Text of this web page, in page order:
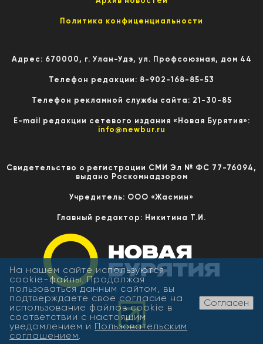
Политика конфиценциальности
Адрес: 670000, г. Улан-Удэ, ул. Профсоюзная, дом 44
Телефон редакции: 8-902-168-85-53
Телефон рекламной службы сайта: 21-30-85
E-mail редакции сетевого издания «Новая Бурятия»:
info@newbur.ru
Свидетельство о регистрации СМИ Эл № ФС 77-76094,
выдано Роскомнадзором
Учредитель: ООО «Жасмин»
Главный редактор: Никитина Т.И.
На нашем сайте используются
cookie-файлы. Продолжая
пользоваться данным сайтом, вы
подтверждаете свое согласие на
использование файлов cookie в
соответствии с настоящим
уведомлением и Пользовательским
соглашением.
Согласен